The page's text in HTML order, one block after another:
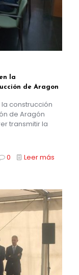
la
de Aragon
construcción
de Aragón
transmitir la
0 Leer más